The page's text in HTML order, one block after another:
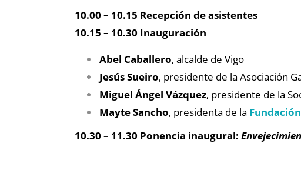
10.00 – 10.15 Recepción de asistentes
10.15 – 10.30 Inauguración
Abel Caballero, alcalde de Vigo
Jesús Sueiro, presidente de la Asociación
Miguel Ángel Vázquez, presidente de la
Mayte Sancho, presidenta de la
10.30 – 11.30 Ponencia inaugural: